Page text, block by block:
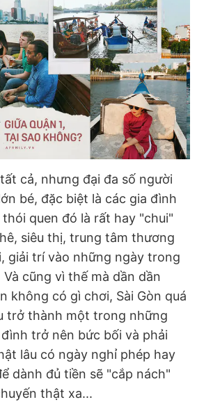
cả, nhưng đại đa số người
bé, đặc biệt là các gia đình
quen đó là rất hay "chui"
siêu thị, trung tâm thương
giải trí vào những ngày trong
cũng vì thế mà dần dần
không có gì chơi, Sài Gòn quá
trở thành một trong những
trở nên bức bối và phải
lâu có ngày nghỉ phép hay
dành đủ tiền sẽ "cắp nách"
thật xa...